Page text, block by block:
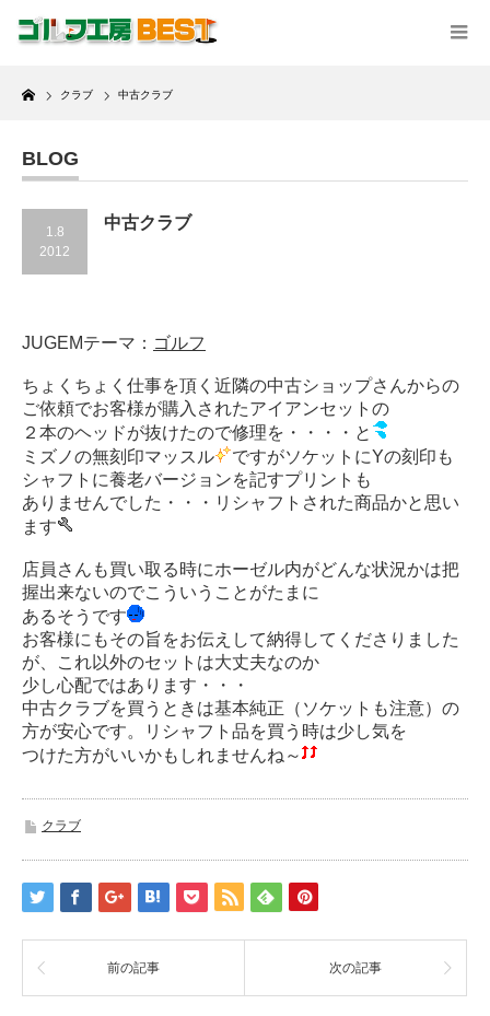
Home
クラブ 中古クラブ
BLOG
1.8
2012
中古クラブ
JUGEMテーマ： ゴルフ
ちょくちょく仕事を頂く近隣の中古ショップさんからの
ご依頼でお客様が購入されたアイアンセットの
２本のヘッドが抜けたので修理を・・・・と
ミズノの無刻印マッスル
ですがソケットにYの刻印も
シャフトに養老バージョンを記すプリントも
ありませんでした・・・リシャフトされた商品かと思い
ます
店員さんも買い取る時にホーゼル内がどんな状況かは把
握出来ないのでこういうことがたまに
あるそうです
お客様にもその旨をお伝えして納得してくださりました
が、これ以外のセットは大丈夫なのか
少し心配ではあります・・・
中古クラブを買うときは基本純正（ソケットも注意）の
方が安心です。リシャフト品を買う時は少し気を
つけた方がいいかもしれませんね～
クラブ
前の記事 次の記事